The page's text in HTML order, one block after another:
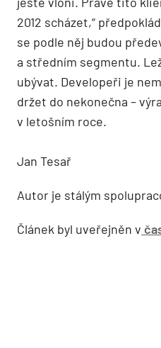
2012 scházet,“
se podle něj budou
a středním segmentu.
ubývat. Developeři je
držet do nekonečna –
v letošním roce.
Jan Tesař
Autor je stálým
Článek byl uveřejněn v